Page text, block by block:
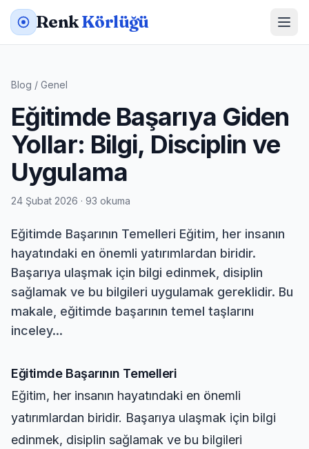
RenkKörlüğü
Blog / Genel
Eğitimde Başarıya Giden
Yollar: Bilgi, Disciplin ve
Uygulama
24 Şubat 2026 · 93 okuma
Eğitimde Başarının Temelleri Eğitim, her insanın
hayatındaki en önemli yatırımlardan biridir.
Başarıya ulaşmak için bilgi edinmek, disiplin
sağlamak ve bu bilgileri uygulamak gereklidir. Bu
makale, eğitimde başarının temel taşlarını
inceley...
Eğitimde Başarının Temelleri
Eğitim, her insanın hayatındaki en önemli
yatırımlardan biridir. Başarıya ulaşmak için bilgi
edinmek, disiplin sağlamak ve bu bilgileri